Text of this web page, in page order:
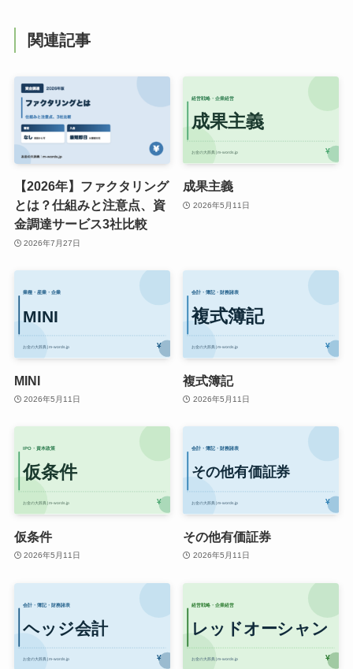
関連記事
【2026年】ファクタリング
とは？仕組みと注意点、資
金調達サービス3社比較
2026年7月27日
成果主義
2026年5月11日
MINI
2026年5月11日
複式簿記
2026年5月11日
仮条件
2026年5月11日
その他有価証券
2026年5月11日